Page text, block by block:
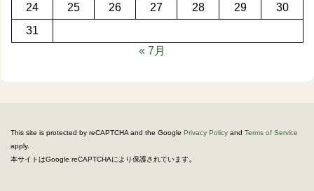
24
25 26 27 28 29
30
31
« 7月
This site is protected by reCAPTCHA and the Google Privacy Policy and Terms of Service
apply.
本サイトはGoogle reCAPTCHAにより保護されています。